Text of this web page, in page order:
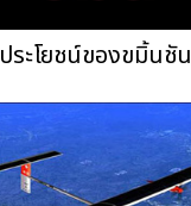
ประโยชน์ของขมิ้นชัน